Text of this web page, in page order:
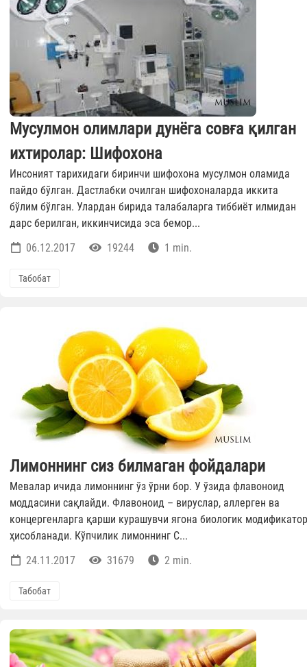
Мусулмон олимлари дунёга совға қилган
ихтиролар: Шифохона
Инсоният тарихидаги биринчи шифохона мусулмон оламида
пайдо бўлган. Дастлабки очилган шифохоналарда иккита
бўлим бўлган. Улардан бирида талабаларга тиббиёт илмидан
дарс берилган, иккинчисида эса бемор...
06.12.2017
19244 1 min.
Табобат
Лимоннинг сиз билмаган фойдалари
Мевалар ичида лимоннинг ўз ўрни бор. У ўзида флавоноид
моддасини сақлайди. Флавоноид – вируслар, аллерген ва
концергенларга қарши курашувчи ягона биологик модификатор
ҳисобланади. Кўпчилик лимоннинг С...
24.11.2017
31679 2 min.
Табобат